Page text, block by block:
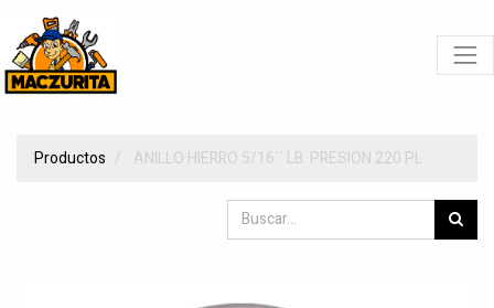
Productos ANILLO HIERRO 5/16´´ LB. PRESION 220 P.L